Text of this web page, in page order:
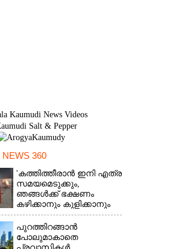
NEWS 360
'കത്തിത്തീരാൻ ഇനി എത്ര
സമയമെടുക്കും,
ഞങ്ങൾക്ക് ഭക്ഷണം
കഴിക്കാനും കുളിക്കാനും
ഉള്ളതാണ്': അച്ഛന്റെ
സംസ്കാരചടങ്ങിനിടെ
മക്കൾ
പുറത്തിറങ്ങാൻ
പോലുമാകാതെ